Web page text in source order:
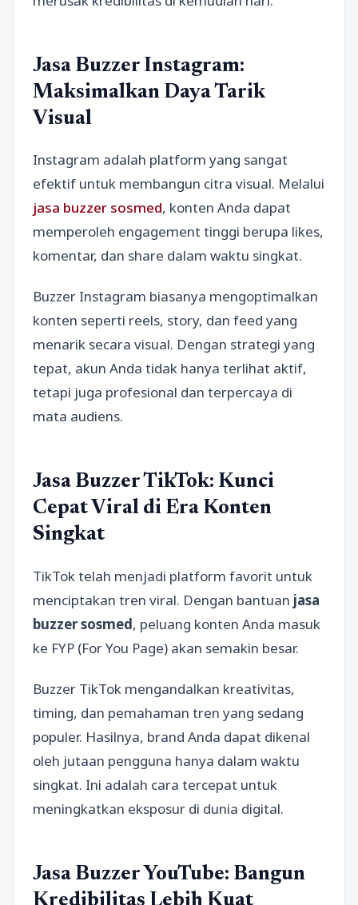
Jasa Buzzer Instagram:
Maksimalkan Daya Tarik
Visual
Instagram adalah platform yang sangat
efektif untuk membangun citra visual. Melalui
jasa buzzer sosmed, konten Anda dapat
memperoleh engagement tinggi berupa likes,
komentar, dan share dalam waktu singkat.
Buzzer Instagram biasanya mengoptimalkan
konten seperti reels, story, dan feed yang
menarik secara visual. Dengan strategi yang
tepat, akun Anda tidak hanya terlihat aktif,
tetapi juga profesional dan terpercaya di
mata audiens.
Jasa Buzzer TikTok: Kunci
Cepat Viral di Era Konten
Singkat
TikTok telah menjadi platform favorit untuk
menciptakan tren viral. Dengan bantuan jasa
buzzer sosmed, peluang konten Anda masuk
ke FYP (For You Page) akan semakin besar.
Buzzer TikTok mengandalkan kreativitas,
timing, dan pemahaman tren yang sedang
populer. Hasilnya, brand Anda dapat dikenal
oleh jutaan pengguna hanya dalam waktu
singkat. Ini adalah cara tercepat untuk
meningkatkan eksposur di dunia digital.
Jasa Buzzer YouTube: Bangun
Kredibilitas Lebih Kuat